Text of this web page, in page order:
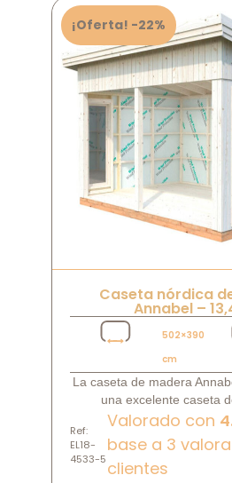
¡Oferta! -22%
Caseta nórdica
Annabel –
502×390
cm
La caseta de madera
una excelente caseta
Ref:
EL18-
4533-5
Valorado con
base a 3
clientes